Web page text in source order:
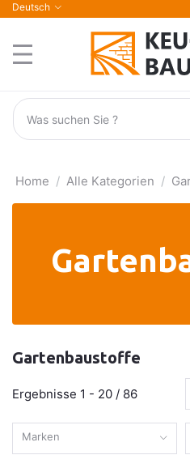
Deutsch
Home Alle Kategorien
Gartenbaustoffe
Ergebnisse 1 - 20 / 86
Marken